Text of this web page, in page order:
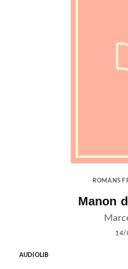
ROMANS
Manon
14/
AUDIOLIB